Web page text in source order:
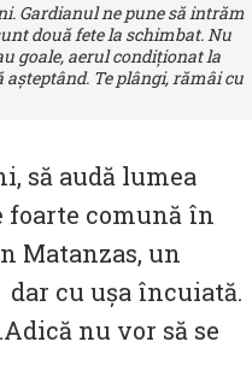
Gardianul ne pune să intrăm
două fete la schimbat. Nu
goale, aerul condiționat la
Te plângi, rămâi cu
să audă lumea
foarte comună în
Matanzas, un
cu ușa încuiată.
nu vor să se